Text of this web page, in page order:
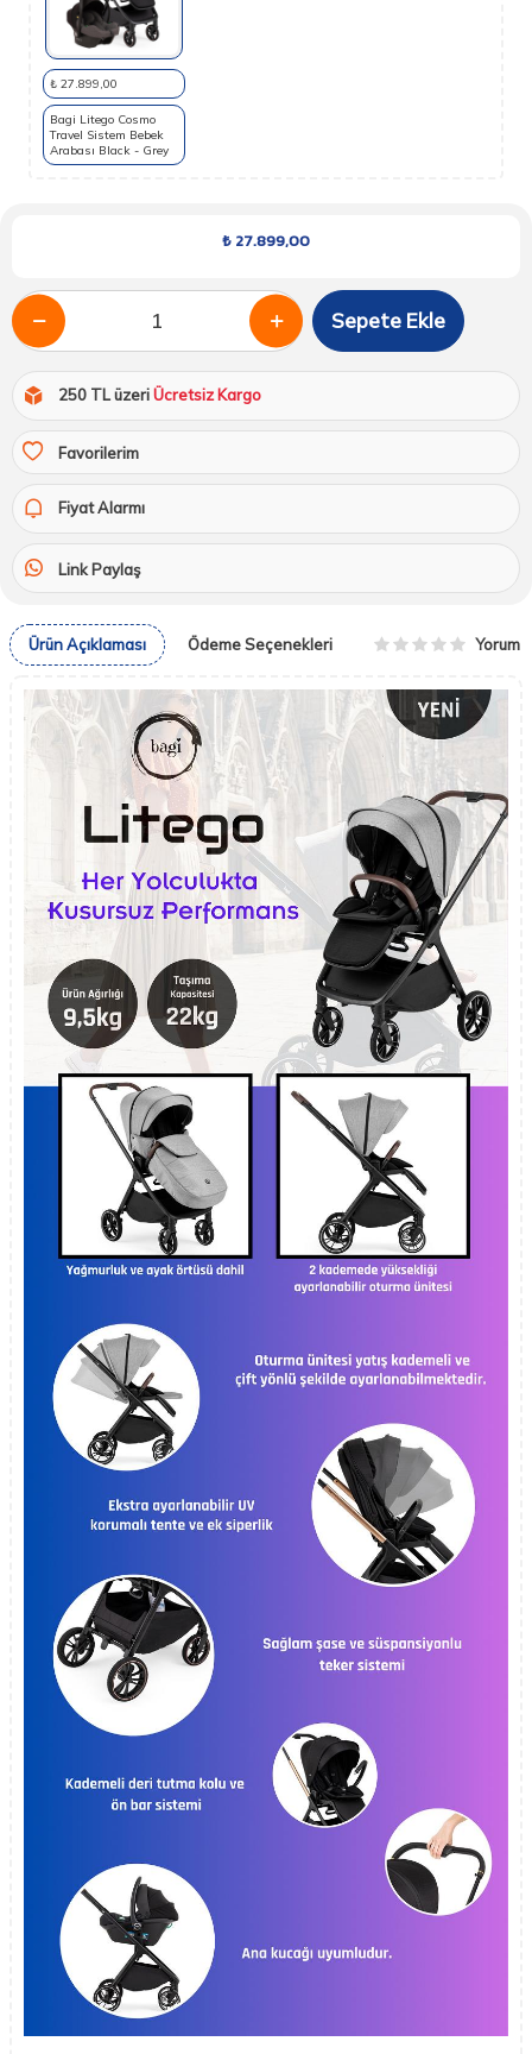
₺ 27.899,00
Bagi Litego Cosmo
Travel Sistem Bebek
Arabası Black - Grey
₺ 27.899,00
Sepete Ekle
250 TL üzeriÜcretsiz Kargo
Favorilerim
Fiyat Alarmı
Link Paylaş
Ürün Açıklaması Ödeme Seçenekleri Yorum